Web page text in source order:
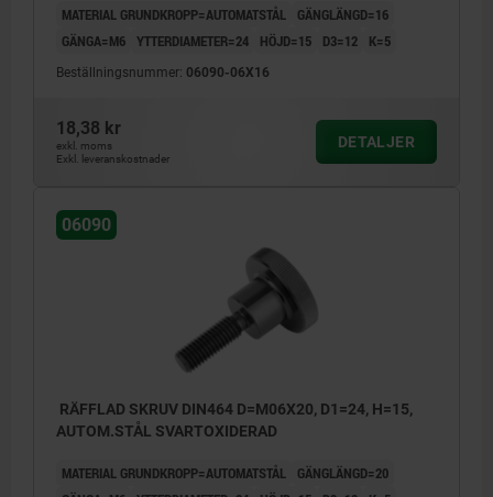
MATERIAL GRUNDKROPP=AUTOMATSTÅL
GÄNGLÄNGD=16
GÄNGA=M6 YTTERDIAMETER=24 HÖJD=15 D3=12 K=5
Beställningsnummer: 06090-06X16
18,38 kr
exkl. moms
Exkl. leveranskostnader
DETALJER
06090
RÄFFLAD SKRUV DIN464 D=M06X20, D1=24, H=15,
AUTOM.STÅL SVARTOXIDERAD
MATERIAL GRUNDKROPP=AUTOMATSTÅL
GÄNGLÄNGD=20